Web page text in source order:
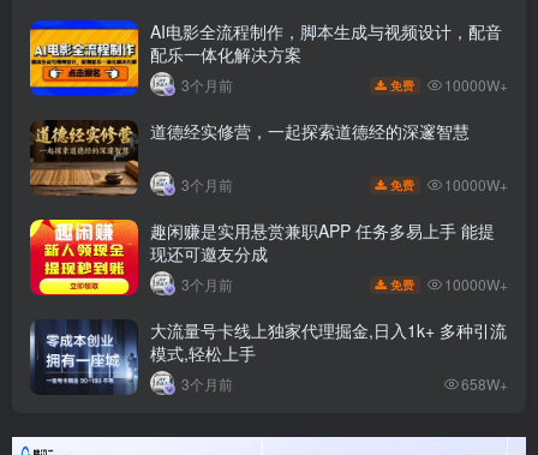
AI电影全流程制作，脚本生成与视频设计，配音
配乐一体化解决方案
3个月前 免费 10000W+
道德经实修营，一起探索道德经的深邃智慧
3个月前 免费 10000W+
趣闲赚是实用悬赏兼职APP 任务多易上手 能提
现还可邀友分成
3个月前 免费 10000W+
大流量号卡线上独家代理掘金,日入1k+ 多种引流
模式,轻松上手
3个月前 658W+